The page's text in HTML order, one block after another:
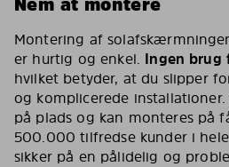
Montering af
er hurtig og enkel. Ingen
hvilket betyder, at du slipper
og komplicerede
på plads og kan monteres på
500.000 tilfredse kunder i
sikker på en pålidelig og